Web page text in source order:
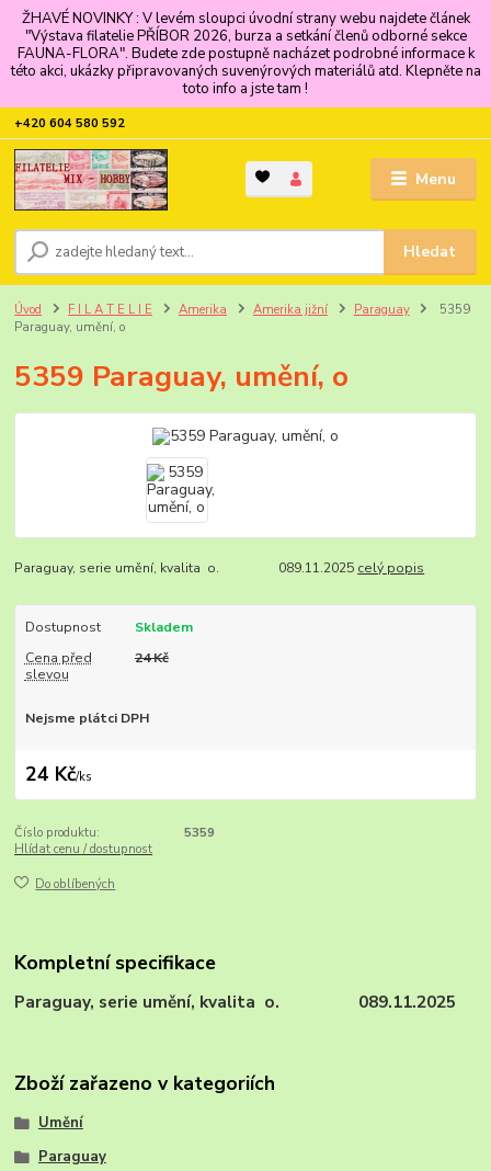
ŽHAVÉ NOVINKY : V levém sloupci úvodní strany webu najdete článek
"Výstava filatelie PŘÍBOR 2026, burza a setkání členů odborné sekce
FAUNA-FLORA". Budete zde postupně nacházet podrobné informace k
této akci, ukázky připravovaných suvenýrových materiálů atd. Klepněte na
toto info a jste tam !
Menu
Hledat
+420 604 580 592
Úvod F I L A T E L I E Amerika Amerika jižní Paraguay
5359
Paraguay, umění, o
5359 Paraguay, umění, o
Paraguay, serie umění, kvalita o. 089.11.2025 celý popis
Dostupnost
Skladem
Cena před
slevou
24 Kč
Nejsme plátci DPH
24 Kč/ks
Číslo produktu:
5359
Hlídat cenu / dostupnost
Do oblíbených
Kompletní specifikace
Paraguay, serie umění, kvalita o. 089.11.2025
Zboží zařazeno v kategoriích
Umění
Paraguay